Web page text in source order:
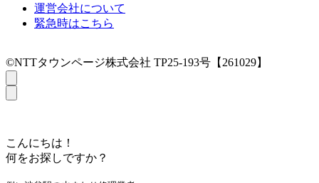
運営会社について
緊急時はこちら
©NTTタウンページ株式会社 TP25-193号【261029】
こんにちは！
何をお探しですか？